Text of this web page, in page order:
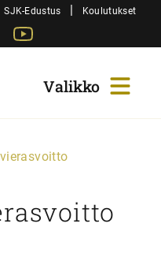
SJK-Edustus | Koulutukset
Twitter